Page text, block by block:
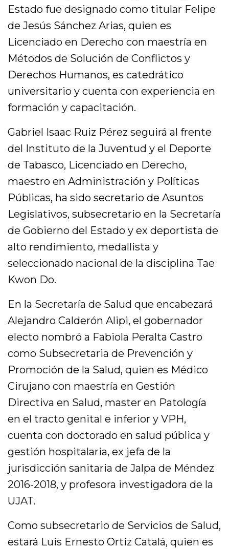
Estado fue designado como titular Felipe
de Jesús Sánchez Arias, quien es
Licenciado en Derecho con maestría en
Métodos de Solución de Conflictos y
Derechos Humanos, es catedrático
universitario y cuenta con experiencia en
formación y capacitación.
Gabriel Isaac Ruiz Pérez seguirá al frente
del Instituto de la Juventud y el Deporte
de Tabasco, Licenciado en Derecho,
maestro en Administración y Políticas
Públicas, ha sido secretario de Asuntos
Legislativos, subsecretario en la Secretaría
de Gobierno del Estado y ex deportista de
alto rendimiento, medallista y
seleccionado nacional de la disciplina Tae
Kwon Do.
En la Secretaría de Salud que encabezará
Alejandro Calderón Alipi, el gobernador
electo nombró a Fabiola Peralta Castro
como Subsecretaria de Prevención y
Promoción de la Salud, quien es Médico
Cirujano con maestría en Gestión
Directiva en Salud, master en Patología
en el tracto genital e inferior y VPH,
cuenta con doctorado en salud pública y
gestión hospitalaria, ex jefa de la
jurisdicción sanitaria de Jalpa de Méndez
2016-2018, y profesora investigadora de la
UJAT.
Como subsecretario de Servicios de Salud,
estará Luis Ernesto Ortiz Catalá, quien es